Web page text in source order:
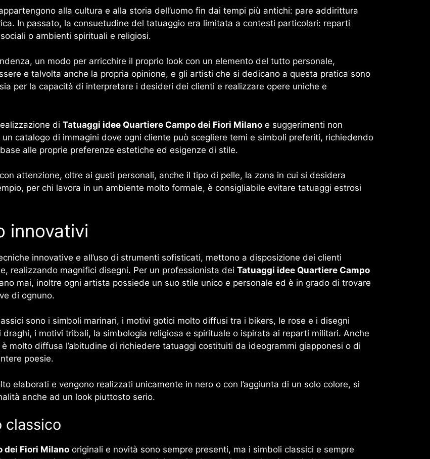
alla cultura e alla storia dell’uomo fin dai tempi più antichi: pare addirittura
In passato, la consuetudine del tatuaggio era limitata a contesti particolari: reparti
o ambienti spirituali e religiosi.
un modo per arricchire il proprio look con un elemento del tutto personale,
e talvolta anche la propria opinione, e gli artisti che si dedicano a questa pratica sono
per la capacità di interpretare i desideri dei clienti e realizzare opere uniche e
di Tatuaggi idee Quartiere Campo dei Fiori Milano e suggerimenti non
catalogo di immagini dove ogni cliente può scegliere temi e simboli preferiti, richiedendo
alle proprie preferenze estetiche ed esigenze di stile.
attenzione, oltre ai gusti personali, anche il tipo di pelle, la zona in cui si desidera
per chi lavora in un ambiente molto formale, è consigliabile evitare tatuaggi estrosi
innovativi
innovative e all’uso di strumenti sofisticati, mettono a disposizione dei clienti
realizzando magnifici disegni. Per un professionista dei Tatuaggi idee Quartiere Campo
mai, inoltre ogni artista possiede un suo stile unico e personale ed è in grado di trovare
di ognuno.
sono i simboli marinari, i motivi gotici molto diffusi tra i bikers, le rose e i disegni
i motivi tribali, la simbologia religiosa e spirituale o ispirata ai reparti militari. Anche
molto diffusa l’abitudine di richiedere tatuaggi costituiti da ideogrammi giapponesi o di
poesie.
elaborati e vengono realizzati unicamente in nero o con l’aggiunta di un solo colore, si
anche ad un look piuttosto serio.
classico
dei Fiori Milano originali e novità sono sempre presenti, ma i simboli classici e sempre